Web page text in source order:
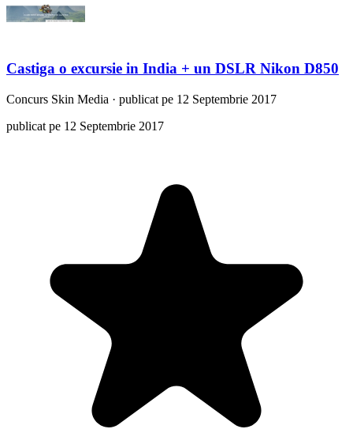
Castiga o excursie in India + un DSLR Nikon D850
Concurs Skin Media · publicat pe 12 Septembrie 2017
publicat pe 12 Septembrie 2017